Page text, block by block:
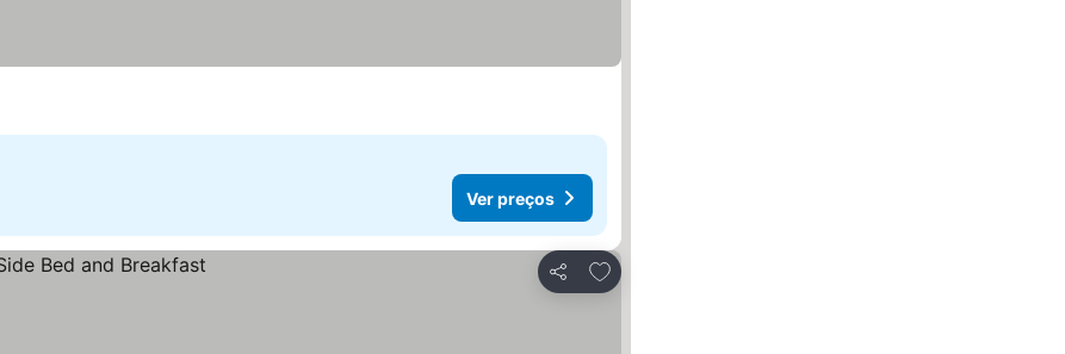
Ver preços
Partilhar
Adicionar aos favoritos